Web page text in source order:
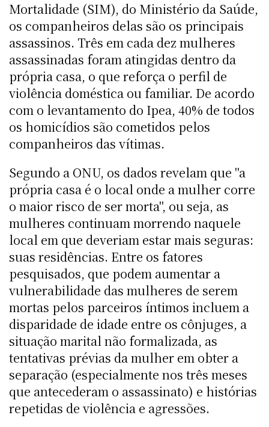
Mortalidade (SIM), do Ministério da Saúde,
os companheiros delas são os principais
assassinos. Três em cada dez mulheres
assassinadas foram atingidas dentro da
própria casa, o que reforça o perfil de
violência doméstica ou familiar. De acordo
com o levantamento do Ipea, 40% de todos
os homicídios são cometidos pelos
companheiros das vítimas.
Segundo a ONU, os dados revelam que "a
própria casa é o local onde a mulher corre
o maior risco de ser morta", ou seja, as
mulheres continuam morrendo naquele
local em que deveriam estar mais seguras:
suas residências. Entre os fatores
pesquisados, que podem aumentar a
vulnerabilidade das mulheres de serem
mortas pelos parceiros íntimos incluem a
disparidade de idade entre os cônjuges, a
situação marital não formalizada, as
tentativas prévias da mulher em obter a
separação (especialmente nos três meses
que antecederam o assassinato) e histórias
repetidas de violência e agressões.